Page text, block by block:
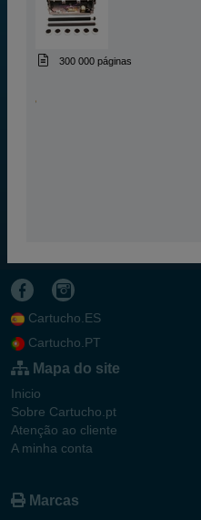
300 000 páginas
Cartucho.ES
Cartucho.PT
Mapa do site
Inicio
Sobre Cartucho.pt
Atenção ao cliente
A minha conta
Marcas